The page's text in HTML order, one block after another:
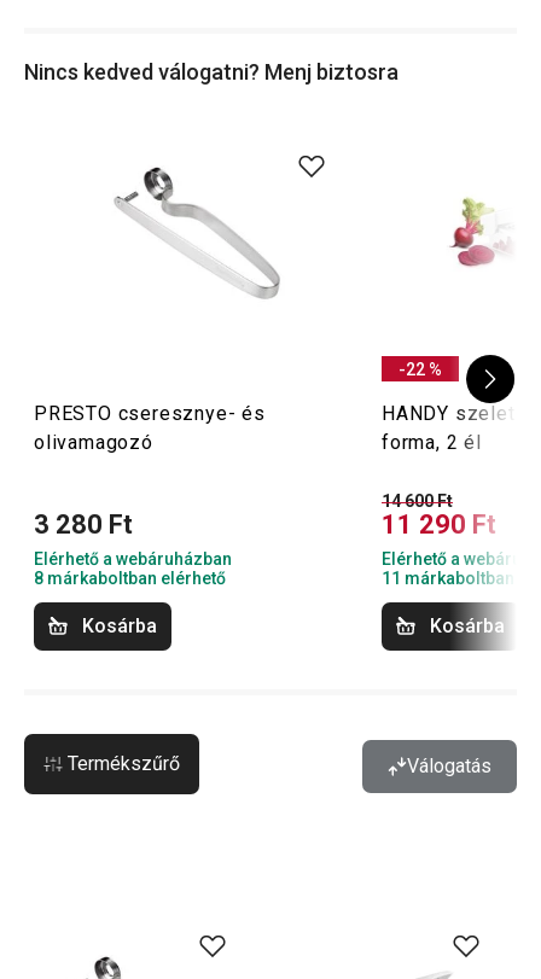
Nincs kedved válogatni? Menj biztosra
PRESTO cseresznye- és
olivamagozó
3 280 Ft
Elérhető a webáruházban
8 márkaboltban elérhető
Kosárba
-22 %
HANDY
forma, 2 él
14 600 Ft
11 290 Ft
Elérhető a
11 márkaboltban
Kosárba
Termékszűrő Válogatás